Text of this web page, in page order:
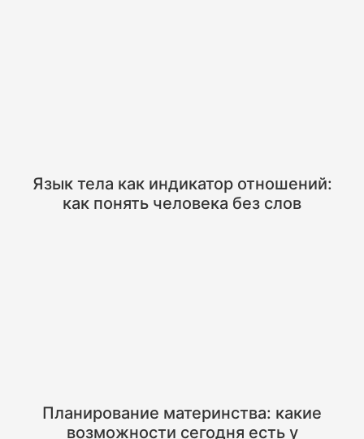
Язык тела как индикатор отношений:
как понять человека без слов
Планирование материнства: какие
возможности сегодня есть у